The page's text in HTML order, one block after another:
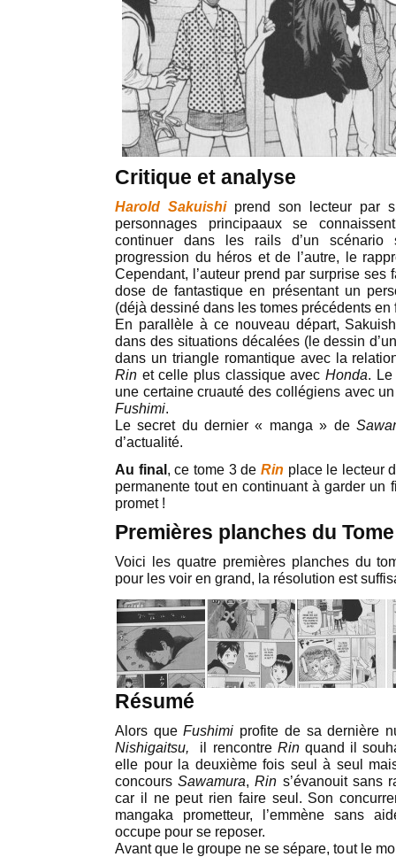
Critique et analyse
Harold Sakuishiprend son lecteur par
personnages principaaux se
continuer dans les rails d’un scénario
progression du héros et de l’autre, le
Cependant, l’auteur prend par surprise
dose de fantastique en présentant un
(déjà dessiné dans les tomes précédents en
En parallèle à ce nouveau départ,
dans des situations décalées (le dessin
dans un triangle romantique avec la
Rin et celle plus classique avecHonda. Le
une certaine cruauté des collégiens avec
Fushimi.
Le secret du dernier « manga » de
d’actualité.
Au final , ce tome 3 de Rin place le lecteur
permanente tout en continuant à garder un
promet !
Premières planches du
Voici les quatre premières planches du
pour les voir en grand, la résolution est
Résumé
Alors queFushimi profite de sa dernière
Nishigaitsu, il rencontre Rin quand il
elle pour la deuxième fois seul à seul
concoursSawamura,Rin s’évanouit sans
car il ne peut rien faire seul. Son
mangaka prometteur, l’emmène sans
occupe pour se reposer.
Avant que le groupe ne se sépare, tout le